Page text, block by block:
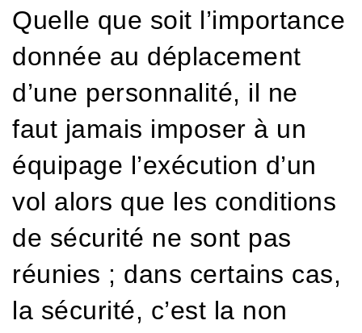
Quelle que soit l’importance
donnée au déplacement
d’une personnalité, il ne
faut jamais imposer à un
équipage l’exécution d’un
vol alors que les conditions
de sécurité ne sont pas
réunies ; dans certains cas,
la sécurité, c’est la non